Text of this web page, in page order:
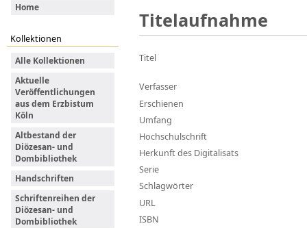
Home
Kollektionen
Alle Kollektionen
Aktuelle
Veröffentlichungen
aus dem Erzbistum
Köln
Altbestand der
Diözesan- und
Dombibliothek
Handschriften
Schriftenreihen der
Diözesan- und
Dombibliothek
Titelaufnahme
Titel
Verfasser
Erschienen
Umfang
Hochschulschrift
Herkunft des Digitalisats
Serie
Schlagwörter
URL
ISBN